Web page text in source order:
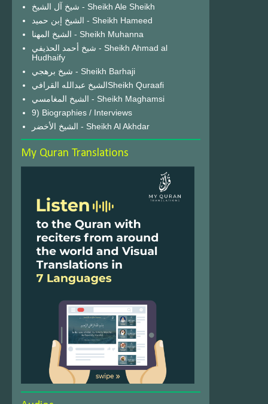
شيخ آل الشيخ - Sheikh Ale Sheikh
الشيخ إبن حميد - Sheikh Hameed
الشيخ المهنا - Sheikh Muhanna
شيخ أحمد الحذيفي - Sheikh Ahmad al
Hudhaify
شيخ برهجي - Sheikh Barhaji
الشيخ عبدالله القرافيSheikh Quraafi
الشيخ المغامسي - Sheikh Maghamsi
9) Biographies / Interviews
الشيخ الأخضر - Sheikh Al Akhdar
My Quran Translations